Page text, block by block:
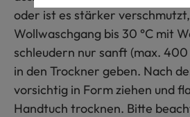
oder ist es stärker
Wollwaschgang bis 30 °C mit
schleudern nur sanft (max.
in den Trockner geben. Nach
vorsichtig in Form ziehen und
Handtuch trocknen. Bitte